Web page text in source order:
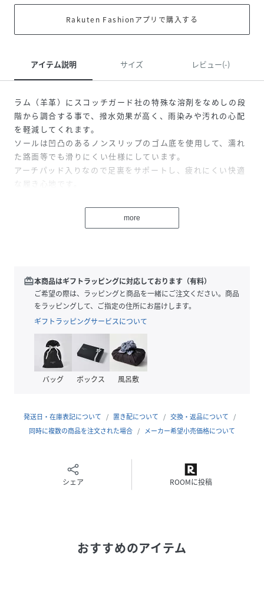
Rakuten Fashionアプリで購入する
アイテム説明 サイズ レビュー(-)
ラム（羊革）にスコッチガード社の特殊な溶剤をなめしの段
階から調合する事で、撥水効果が高く、雨染みや汚れの心配
を軽減してくれます。
ソールは凹凸のあるノンスリップのゴム底を使用して、濡れ
た路面等でも滑りにくい仕様にしています。
アーチパッド入りなので足裏をサポートし、疲れにくい快適
な履き心地です。
注：完全防水ではございません。またソールに加工はされて
おりますが、完全な滑り止めではありません。
※rabokigoshiラボ・キゴシ
※worksワークス
性別タイプ レディース
日本
撥水ラム（羊革）
品番
HA3862_12684
more
redeem本商品はギフトラッピングに対応しております（有料）
ご希望の際は、ラッピングと商品を一緒にご注文ください。商品
をラッピングして、ご指定の住所にお届けします。
ギフトラッピングサービスについて
バッグ ボックス 風呂敷
発送日・在庫表記について 置き配について
交換・返品について
同時に複数の商品を注文された場合
メーカー希望小売価格について
シェア ROOMに投稿
おすすめのアイテム